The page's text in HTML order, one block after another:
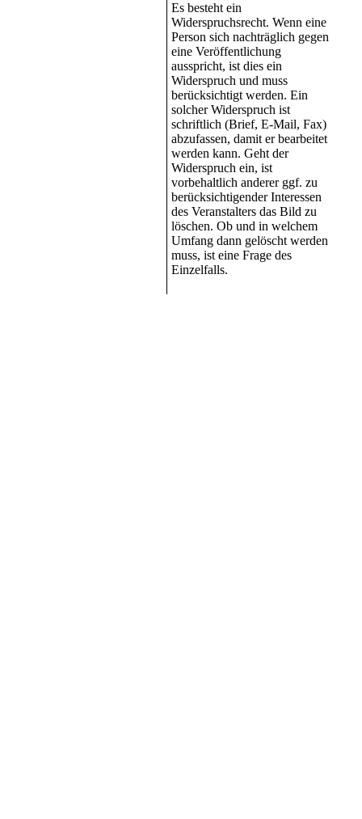
Es besteht ein
Widerspruchsrecht. Wenn eine
Person sich nachträglich gegen
eine Veröffentlichung
ausspricht, ist dies ein
Widerspruch und muss
berücksichtigt werden. Ein
solcher Widerspruch ist
schriftlich (Brief, E-Mail, Fax)
abzufassen, damit er bearbeitet
werden kann. Geht der
Widerspruch ein, ist
vorbehaltlich anderer ggf. zu
berücksichtigender Interessen
des Veranstalters das Bild zu
löschen. Ob und in welchem
Umfang dann gelöscht werden
muss, ist eine Frage des
Einzelfalls.